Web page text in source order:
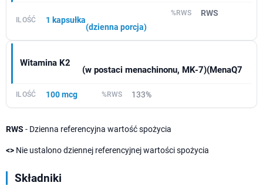
1 kapsułka
(dzienna porcja)
RWS
Witamina K2
(w postaci menachinonu, MK-7)(MenaQ7
100 mcg 133%
RWS - Dzienna referencyjna wartość spożycia
<> Nie ustalono dziennej referencyjnej wartości spożycia
Składniki